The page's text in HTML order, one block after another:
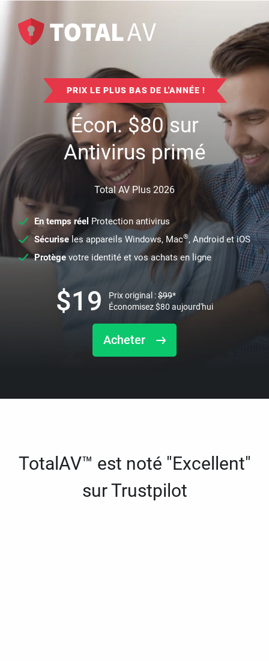
PRIX LE PLUS BAS DE L'ANNÉE !
Écon.$80sur
Antivirus primé
Total AV Plus 2026
En temps réel Protection antivirus
Sécuriseles appareils Windows, Mac®, Android et iOS
Protège votre identité et vos achats en ligne
Acheter
$19 Prix original :$99*
Économisez$80 aujourd'hui
TotalAV™ est noté "Excellent"
sur Trustpilot